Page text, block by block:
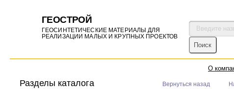
ГЕОСТРОЙ
ГЕОСИНТЕТИЧЕСКИЕ МАТЕРИАЛЫ ДЛЯ
РЕАЛИЗАЦИИ МАЛЫХ И КРУПНЫХ ПРОЕКТОВ
О
Разделы каталога Вернуться назад